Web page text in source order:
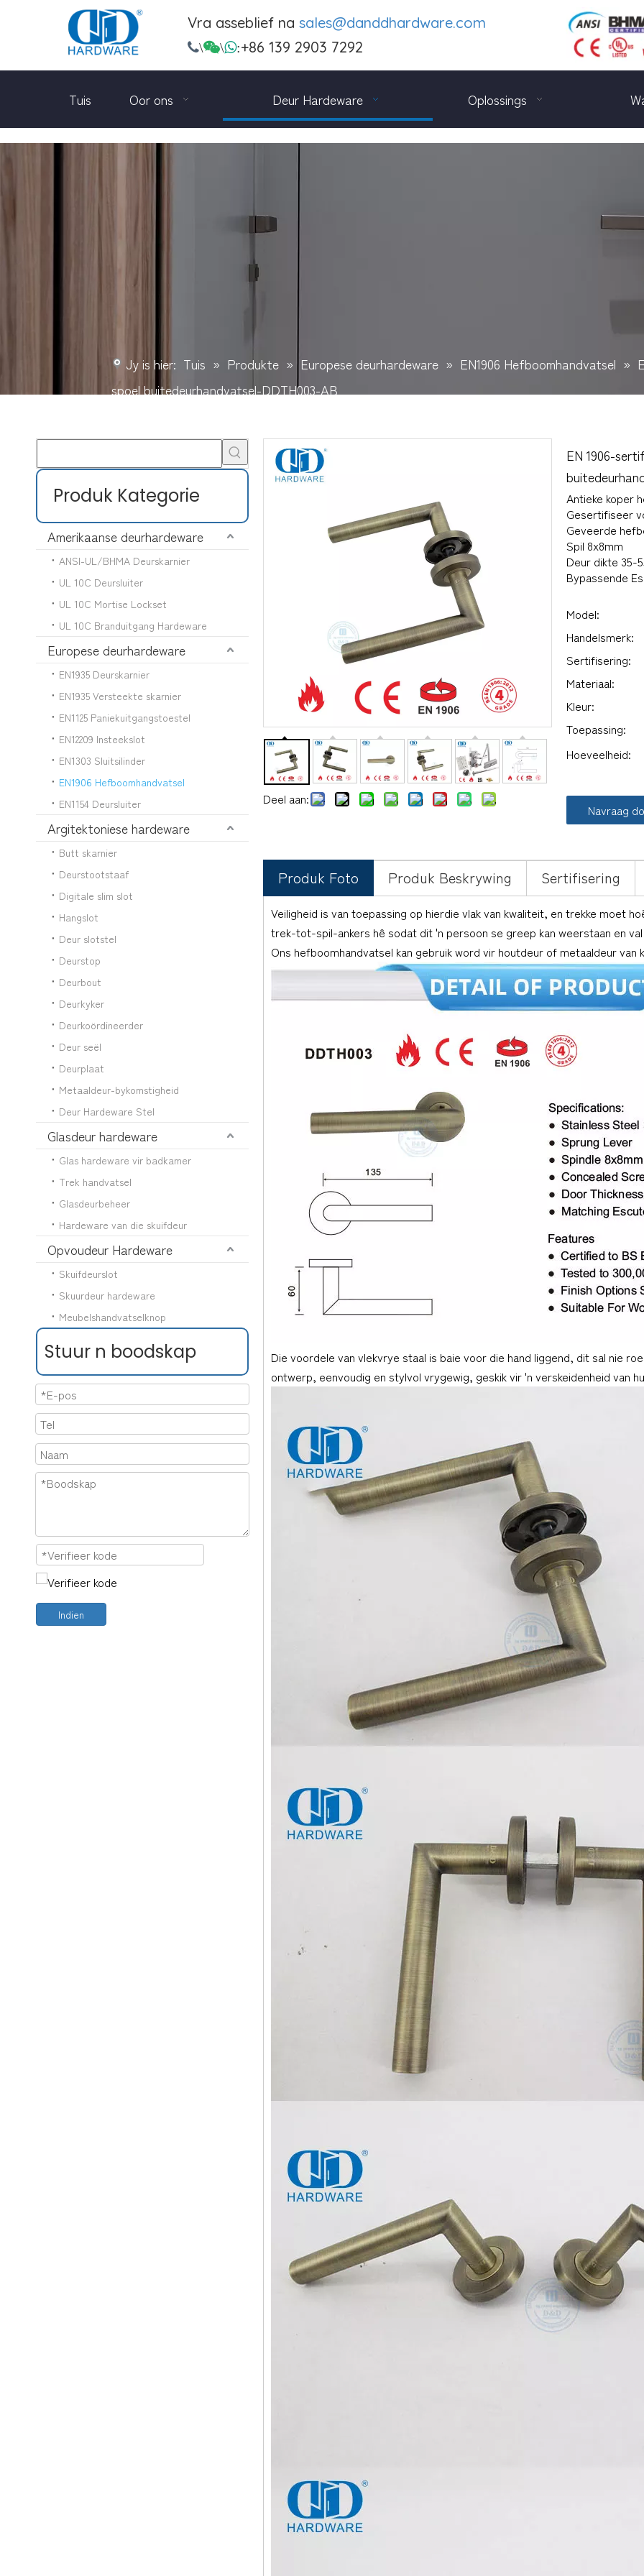
Vra asseblief na sales@danddhardware.com
\\:+86 139 2903 7292
Tuis Oor ons Deur Hardeware Oplossings
Jy is hier: Tuis » Produkte » Europese deurhardeware » EN1906 Hefboomhandvatsel »
spoel buitedeurhandvatsel-DDTH003-AB
Produk Kategorie
Amerikaanse deurhardeware
ANSI-UL/BHMA Deurskarnier
UL 10C Deursluiter
UL 10C Mortise Lockset
UL 10C Branduitgang Hardeware
Europese deurhardeware
EN1935 Deurskarnier
EN1935 Versteekte skarnier
EN1125 Paniekuitgangstoestel
EN12209 Insteekslot
EN1303 Sluitsilinder
EN1906 Hefboomhandvatsel
EN1154 Deursluiter
Argitektoniese hardeware
Butt skarnier
Deurstootstaaf
Digitale slim slot
Hangslot
Deur slotstel
Deurstop
Deurbout
Deurkyker
Deurkoördineerder
Deur seël
Deurplaat
Metaaldeur-bykomstigheid
Deur Hardeware Stel
Glasdeur hardeware
Glas hardeware vir badkamer
Trek handvatsel
Glasdeurbeheer
Hardeware van die skuifdeur
Opvoudeur Hardeware
Skuifdeurslot
Skuurdeur hardeware
Meubelshandvatselknop
Stuur n boodskap
Indien
Deel aan:
EN 1906-
Antieke koper
Gesertifiseer
Geveerde
Spil 8x8mm
Deur dikte 35-
Bypassende
Model:
Handelsmerk:
Sertifisering:
Materiaal:
Kleur:
Toepassing:
Hoeveelheid:
Navraag
Produk Foto Produk Beskrywing Sertifisering
Veiligheid is van toepassing op hierdie vlak van kwaliteit, en trekke
trek-tot-spil-ankers hê sodat dit 'n persoon se greep kan weerstaan ​​en val
Ons hefboomhandvatsel kan gebruik word vir houtdeur of metaaldeur van
Die voordele van vlekvrye staal is baie voor die hand liggend, dit sal nie
ontwerp, eenvoudig en stylvol vrygewig, geskik vir 'n verskeidenheid van